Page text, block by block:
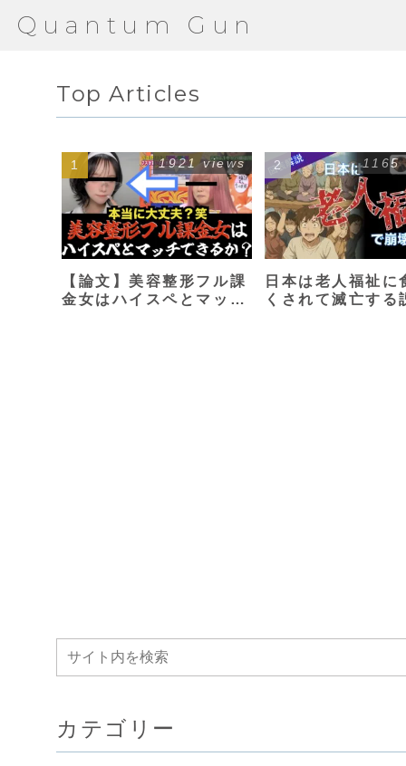
Quantum Gun
Top Articles
【論文】美容整形フル課
金女はハイスペとマッチ
1921 views
日本は老人福祉に
くされて滅亡する
1165
カテゴリー